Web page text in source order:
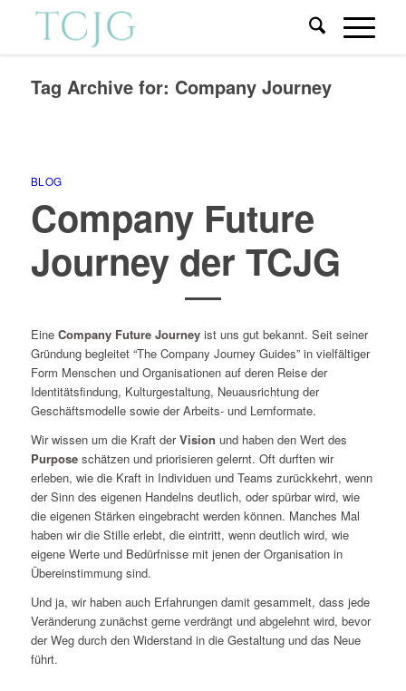
Tag Archive for: Company Journey
BLOG
Company Future
Journey der TCJG
EineCompany Future Journeyist uns gut bekannt. Seit seiner
Gründung begleitet “The Company Journey Guides” in vielfältiger
Form Menschen und Organisationen auf deren Reise der
Identitätsfindung, Kulturgestaltung, Neuausrichtung der
Geschäftsmodelle sowie der Arbeits- und Lernformate.
Wir wissen um die Kraft derVision und haben den Wert des
Purposeschätzen und priorisieren gelernt. Oft durften wir
erleben, wie die Kraft in Individuen und Teams zurückkehrt, wenn
der Sinn des eigenen Handelns deutlich, oder spürbar wird, wie
die eigenen Stärken eingebracht werden können. Manches Mal
haben wir die Stille erlebt, die eintritt, wenn deutlich wird, wie
eigene Werte und Bedürfnisse mit jenen der Organisation in
Übereinstimmung sind.
Und ja, wir haben auch Erfahrungen damit gesammelt, dass jede
Veränderung zunächst gerne verdrängt und abgelehnt wird, bevor
der Weg durch den Widerstand in die Gestaltung und das Neue
führt.